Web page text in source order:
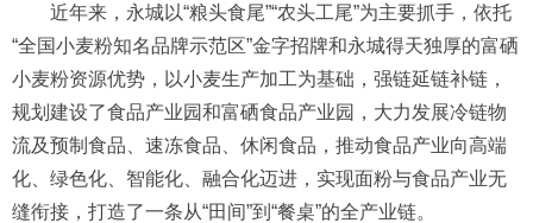
近年来，永城以“粮头食尾”“农头工尾”为主要抓手，依托
“全国小麦粉知名品牌示范区”金字招牌和永城得天独厚的富硒
小麦粉资源优势，以小麦生产加工为基础，强链延链补链，
规划建设了食品产业园和富硒食品产业园，大力发展冷链物
流及预制食品、速冻食品、休闲食品，推动食品产业向高端
化、绿色化、智能化、融合化迈进，实现面粉与食品产业无
缝衔接，打造了一条从“田间”到“餐桌”的全产业链。